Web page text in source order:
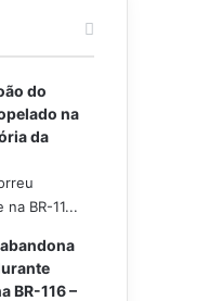
do
na
da
BR-11...
BR-116 –